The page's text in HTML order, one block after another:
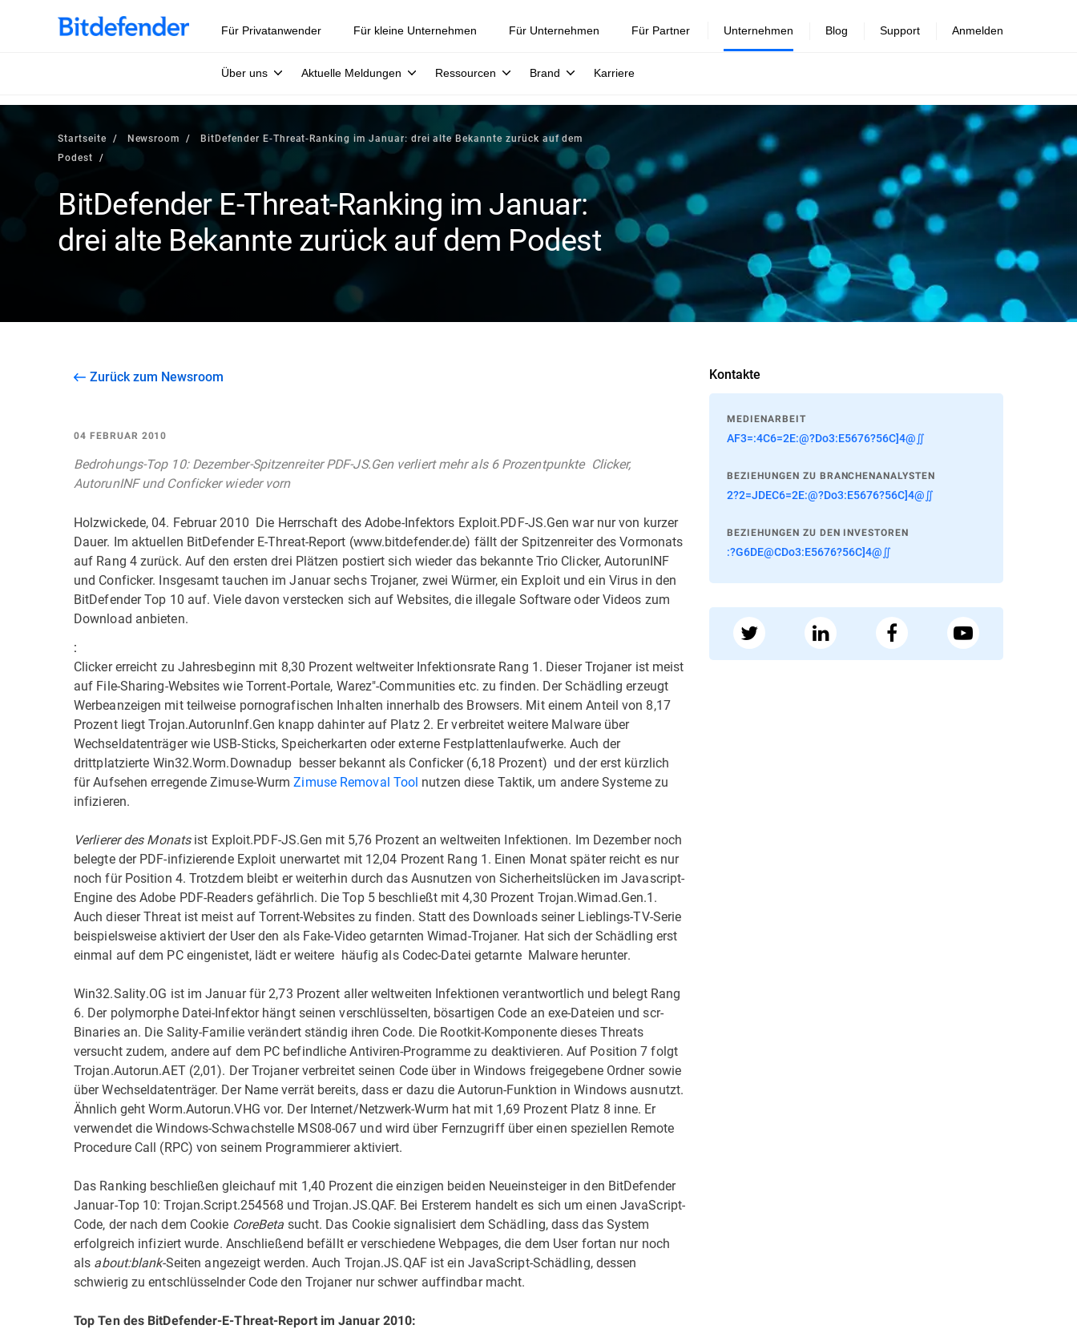
Für Privatanwender Für kleine Unternehmen Für Unternehmen Für Partner Unternehmen
Über uns Aktuelle Meldungen Ressourcen Brand Karriere
Blog Support Anmelden
Startseite Newsroom
BitDefender E-Threat-Ranking im Januar: drei alte Bekannte zurück auf dem
Podest
BitDefender E-Threat-Ranking im Januar:
drei alte Bekannte zurück auf dem Podest
Zurück zum Newsroom
04 FEBRUAR 2010
Bedrohungs-Top 10: Dezember-Spitzenreiter PDF-JS.Gen verliert mehr als 6 Prozentpunkte  Clicker,
AutorunINF und Conficker wieder vorn
Holzwickede, 04. Februar 2010  Die Herrschaft des Adobe-Infektors Exploit.PDF-JS.Gen war nur von kurzer
Dauer. Im aktuellen BitDefender E-Threat-Report (www.bitdefender.de) fällt der Spitzenreiter des Vormonats
auf Rang 4 zurück. Auf den ersten drei Plätzen postiert sich wieder das bekannte Trio Clicker, AutorunINF
und Conficker. Insgesamt tauchen im Januar sechs Trojaner, zwei Würmer, ein Exploit und ein Virus in den
BitDefender Top 10 auf. Viele davon verstecken sich auf Websites, die illegale Software oder Videos zum
Download anbieten.
:
Clicker erreicht zu Jahresbeginn mit 8,30 Prozent weltweiter Infektionsrate Rang 1. Dieser Trojaner ist meist
auf File-Sharing-Websites wie Torrent-Portale, Warez"-Communities etc. zu finden. Der Schädling erzeugt
Werbeanzeigen mit teilweise pornografischen Inhalten innerhalb des Browsers. Mit einem Anteil von 8,17
Prozent liegt Trojan.AutorunInf.Gen knapp dahinter auf Platz 2. Er verbreitet weitere Malware über
Wechseldatenträger wie USB-Sticks, Speicherkarten oder externe Festplattenlaufwerke. Auch der
drittplatzierte Win32.Worm.Downadup  besser bekannt als Conficker (6,18 Prozent)  und der erst kürzlich
für Aufsehen erregende Zimuse-Wurm Zimuse Removal Tool nutzen diese Taktik, um andere Systeme zu
infizieren.
Verlierer des Monatsist Exploit.PDF-JS.Gen mit 5,76 Prozent an weltweiten Infektionen. Im Dezember noch
belegte der PDF-infizierende Exploit unerwartet mit 12,04 Prozent Rang 1. Einen Monat später reicht es nur
noch für Position 4. Trotzdem bleibt er weiterhin durch das Ausnutzen von Sicherheitslücken im Javascript-
Engine des Adobe PDF-Readers gefährlich. Die Top 5 beschließt mit 4,30 Prozent Trojan.Wimad.Gen.1.
Auch dieser Threat ist meist auf Torrent-Websites zu finden. Statt des Downloads seiner Lieblings-TV-Serie
beispielsweise aktiviert der User den als Fake-Video getarnten Wimad-Trojaner. Hat sich der Schädling erst
einmal auf dem PC eingenistet, lädt er weitere  häufig als Codec-Datei getarnte  Malware herunter.
Win32.Sality.OG ist im Januar für 2,73 Prozent aller weltweiten Infektionen verantwortlich und belegt Rang
6. Der polymorphe Datei-Infektor hängt seinen verschlüsselten, bösartigen Code an exe-Dateien und scr-
Binaries an. Die Sality-Familie verändert ständig ihren Code. Die Rootkit-Komponente dieses Threats
versucht zudem, andere auf dem PC befindliche Antiviren-Programme zu deaktivieren. Auf Position 7 folgt
Trojan.Autorun.AET (2,01). Der Trojaner verbreitet seinen Code über in Windows freigegebene Ordner sowie
über Wechseldatenträger. Der Name verrät bereits, dass er dazu die Autorun-Funktion in Windows ausnutzt.
Ähnlich geht Worm.Autorun.VHG vor. Der Internet/Netzwerk-Wurm hat mit 1,69 Prozent Platz 8 inne. Er
verwendet die Windows-Schwachstelle MS08-067 und wird über Fernzugriff über einen speziellen Remote
Procedure Call (RPC) von seinem Programmierer aktiviert.
Das Ranking beschließen gleichauf mit 1,40 Prozent die einzigen beiden Neueinsteiger in den BitDefender
Januar-Top 10: Trojan.Script.254568 und Trojan.JS.QAF. Bei Ersterem handelt es sich um einen JavaScript-
Code, der nach dem Cookie CoreBeta sucht. Das Cookie signalisiert dem Schädling, dass das System
erfolgreich infiziert wurde. Anschließend befällt er verschiedene Webpages, die dem User fortan nur noch
als about:blank-Seiten angezeigt werden. Auch Trojan.JS.QAF ist ein JavaScript-Schädling, dessen
schwierig zu entschlüsselnder Code den Trojaner nur schwer auffindbar macht.
Top Ten des BitDefender-E-Threat-Report im Januar 2010:
Kontakte
MEDIENARBEIT
AF3=:4C6=2E:@?Do3:E5676?56C]4@∬
BEZIEHUNGEN ZU BRANCHENANALYSTEN
2?2=JDEC6=2E:@?Do3:E5676?56C]4@∬
BEZIEHUNGEN ZU DEN INVESTOREN
:?G6DE@CDo3:E5676?56C]4@∬